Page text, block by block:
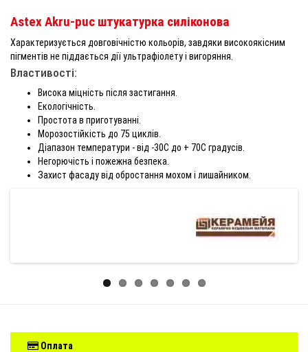
Astex Akru-puc штукатурка силіконова
Характеризується довговічністю кольорів, завдяки високоякісним
пігментів не піддається дії ультрафіолету і вигоряння.
Властивості:
Висока міцність після застигання.
Екологічність.
Простота в приготуванні.
Морозостійкість до 75 циклів.
Діапазон температури - від -30С до + 70С градусів.
Негорючість і пожежна безпека.
Захист фасаду від обростання мохом і лишайником.
Оплата